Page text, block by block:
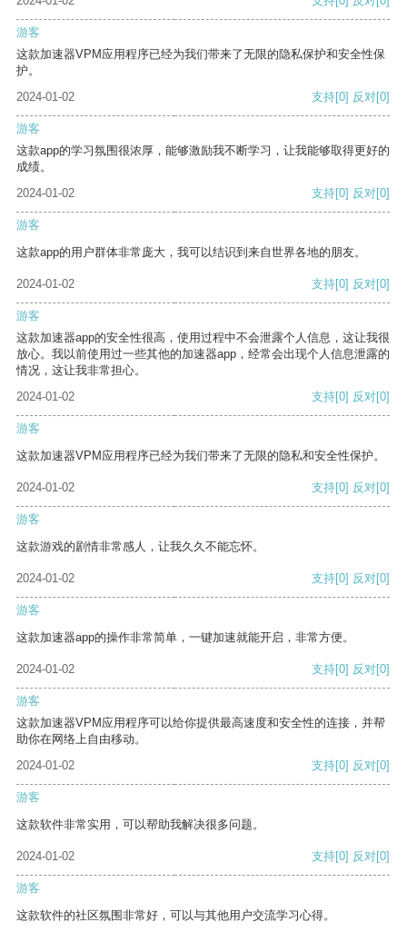
游客
这款加速器VPM应用程序已经为我们带来了无限的隐私保护和安全性保
护。
2024-01-02
支持[0] 反对[0]
游客
这款app的学习氛围很浓厚，能够激励我不断学习，让我能够取得更好的
成绩。
2024-01-02
支持[0] 反对[0]
游客
这款app的用户群体非常庞大，我可以结识到来自世界各地的朋友。
2024-01-02 支持[0] 反对[0]
游客
这款加速器app的安全性很高，使用过程中不会泄露个人信息，这让我很
放心。我以前使用过一些其他的加速器app，经常会出现个人信息泄露的
情况，这让我非常担心。
2024-01-02
支持[0] 反对[0]
游客
这款加速器VPM应用程序已经为我们带来了无限的隐私和安全性保护。
2024-01-02 支持[0] 反对[0]
游客
这款游戏的剧情非常感人，让我久久不能忘怀。
2024-01-02 支持[0] 反对[0]
游客
这款加速器app的操作非常简单，一键加速就能开启，非常方便。
2024-01-02 支持[0] 反对[0]
游客
这款加速器VPM应用程序可以给你提供最高速度和安全性的连接，并帮
助你在网络上自由移动。
2024-01-02
支持[0] 反对[0]
游客
这款软件非常实用，可以帮助我解决很多问题。
2024-01-02 支持[0] 反对[0]
游客
这款软件的社区氛围非常好，可以与其他用户交流学习心得。